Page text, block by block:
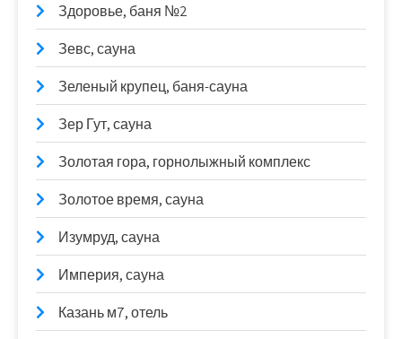
Здоровье, баня №2
Зевс, сауна
Зеленый крупец, баня-сауна
Зер Гут, сауна
Золотая гора, горнолыжный комплекс
Золотое время, сауна
Изумруд, сауна
Империя, сауна
Казань м7, отель